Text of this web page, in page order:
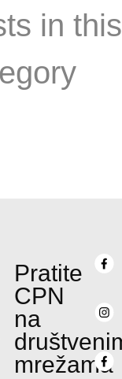
in this
Pratite
CPN
na
mrežama